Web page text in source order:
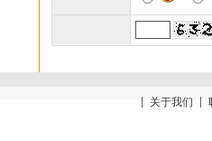
关于我们